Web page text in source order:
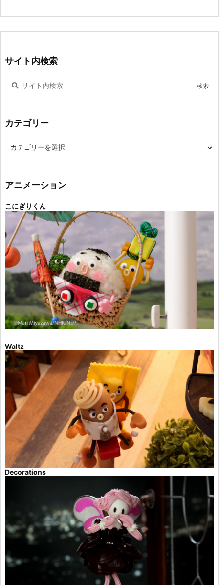
サイト内検索
カテゴリー
テ
ー
アニメーション
こにぎりくん
Waltz
Decorations